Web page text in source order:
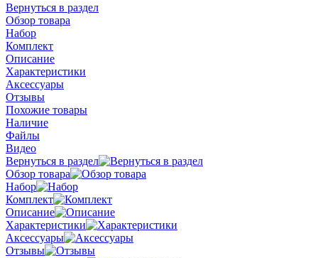
Вернуться в раздел
Обзор товара
Набор
Комплект
Описание
Характеристики
Аксессуары
Отзывы
Похожие товары
Наличие
Файлы
Видео
Вернуться в раздел
Обзор товара
Набор
Комплект
Описание
Характеристики
Аксессуары
Отзывы